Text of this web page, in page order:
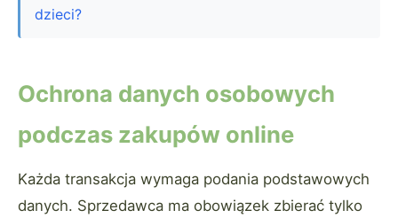
dzieci?
Ochrona danych osobowych
podczas zakupów online
Każda transakcja wymaga podania podstawowych
danych. Sprzedawca ma obowiązek zbierać tylko